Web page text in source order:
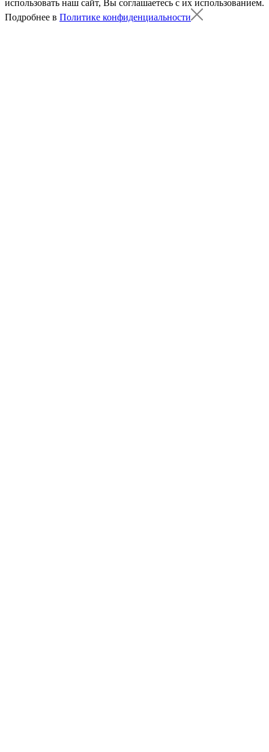
использовать наш сайт, Вы соглашаетесь с их использованием.
Подробнее в Политике конфиденциальности